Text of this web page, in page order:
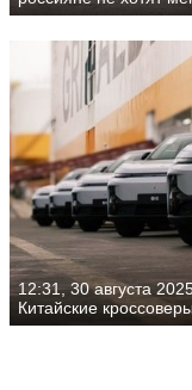
12:31, 30 августа
Китайские